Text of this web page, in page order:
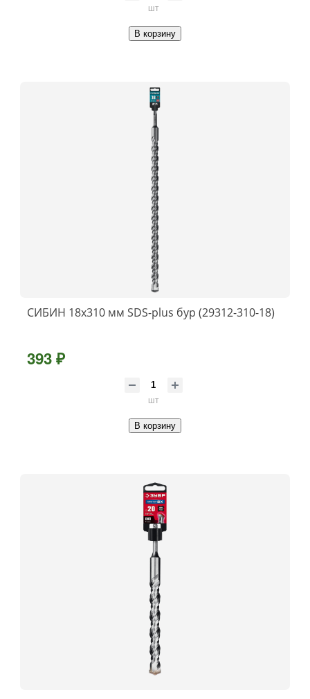
шт
В корзину
СИБИН 18х310 мм SDS-plus бур (29312-310-18)
393 ₽
шт
В корзину